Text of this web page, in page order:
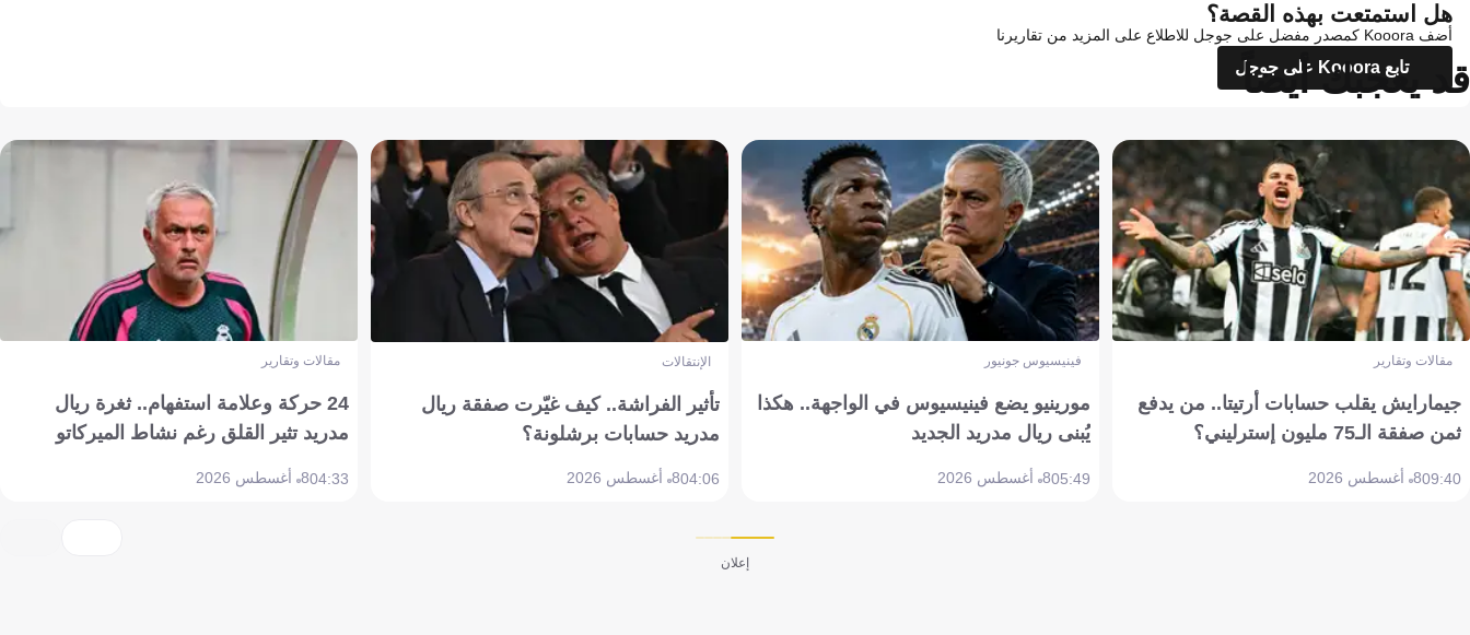
هل استمتعت بهذه القصة؟
أضف Kooora كمصدر مفضل على جوجل للاطلاع على المزيد من تقاريرنا
تابع Kooora على جوجل
قد يعجبك أيضاً
مقالات وتقارير
جيمارايش يقلب حسابات أرتيتا.. من يدفع
ثمن صفقة الـ75 مليون إسترليني؟
09:408 أغسطس 2026
فينيسيوس جونيور
مورينيو يضع فينيسيوس في الواجهة.. هكذا
يُبنى ريال مدريد الجديد
05:498 أغسطس 2026
الإنتقالات
تأثير الفراشة.. كيف غيّرت صفقة ريال
مدريد حسابات برشلونة؟
04:068 أغسطس 2026
مقالات وتقارير
24 حركة وعلامة استفهام.. ثغرة ريال
مدريد تثير القلق رغم نشاط الميركاتو
04:338 أغسطس 2026
إعلان